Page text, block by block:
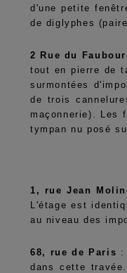
d'une petite
de diglyphes
2 Rue du
tout en pierre de
surmontées
de trois
maçonnerie). Les
tympan nu posé
1, rue Jean
L'étage est
au niveau des
68, rue de Paris :
dans cette